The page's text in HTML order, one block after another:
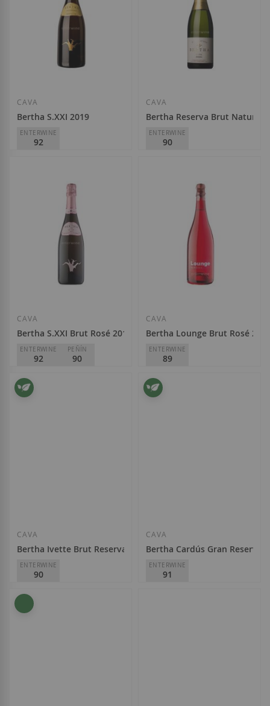
CAVA
Bertha S.XXI 2019
ENTERWINE
92
CAVA
Bertha Reserva Brut Nature
ENTERWINE
90
Price
11,95 €
Añadir a la Lista
CAVA
Bertha S.XXI Brut Rosé 2019
ENTERWINE
92
PEÑÍN
90
Caves Bertha
23,50 €
CAVA
Bertha Lounge Brut Rosé
ENTERWINE
89
Caves Bertha
11,60 €
CAVA
Bertha Ivette Brut Reserva 2023
ENTERWINE
90
Caves Bertha
9,95 €
CAVA
Bertha Cardús Gran Reserva
ENTERWINE
91